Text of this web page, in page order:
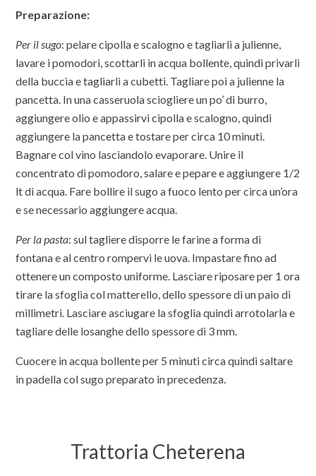
Preparazione:
Per il sugo: pelare cipolla e scalogno e tagliarli a julienne,
lavare i pomodori, scottarli in acqua bollente, quindi privarli
della buccia e tagliarli a cubetti. Tagliare poi a julienne la
pancetta. In una casseruola sciogliere un po’ di burro,
aggiungere olio e appassirvi cipolla e scalogno, quindi
aggiungere la pancetta e tostare per circa 10 minuti.
Bagnare col vino lasciandolo evaporare. Unire il
concentrato di pomodoro, salare e pepare e aggiungere 1/2
lt di acqua. Fare bollire il sugo a fuoco lento per circa un’ora
e se necessario aggiungere acqua.
Per la pasta: sul tagliere disporre le farine a forma di
fontana e al centro rompervi le uova. Impastare fino ad
ottenere un composto uniforme. Lasciare riposare per 1 ora
tirare la sfoglia col matterello, dello spessore di un paio di
millimetri. Lasciare asciugare la sfoglia quindi arrotolarla e
tagliare delle losanghe dello spessore di 3 mm.
Cuocere in acqua bollente per 5 minuti circa quindi saltare
in padella col sugo preparato in precedenza.
Trattoria Cheterena